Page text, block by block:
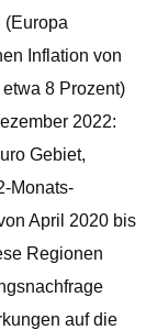
(Europa
Inflation von
8 Prozent)
2022:
Gebiet,
Monats-
April 2020 bis
Regionen
auf die